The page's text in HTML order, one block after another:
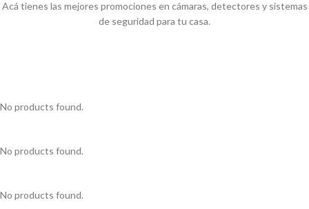
Acá tienes las mejores promociones en cámaras, detectores y sistemas
de seguridad para tu casa.
No products found.
No products found.
No products found.